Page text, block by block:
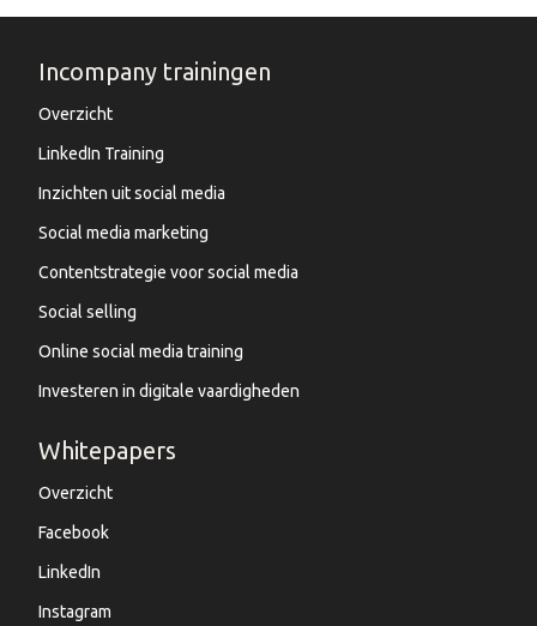
Incompany trainingen
Overzicht
LinkedIn Training
Inzichten uit social media
Social media marketing
Contentstrategie voor social media
Social selling
Online social media training
Investeren in digitale vaardigheden
Whitepapers
Overzicht
Facebook
LinkedIn
Instagram